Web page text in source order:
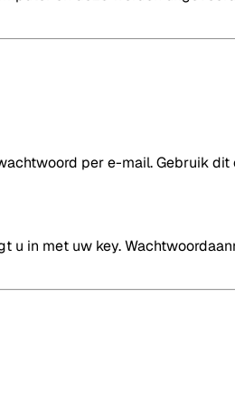
per e-mail. Gebruik dit
u in met uw key.